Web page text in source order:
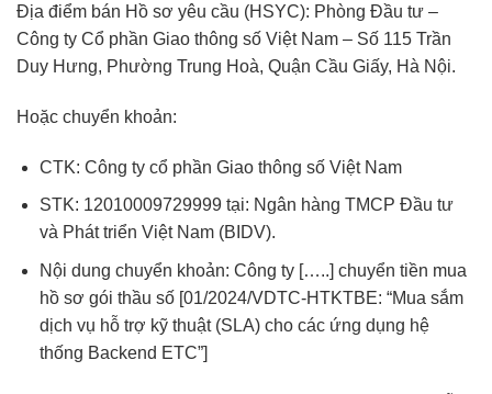
Địa điểm bán Hồ sơ yêu cầu (HSYC): Phòng Đầu tư –
Công ty Cổ phần Giao thông số Việt Nam – Số 115 Trần
Duy Hưng, Phường Trung Hoà, Quận Cầu Giấy, Hà Nội.
Hoặc chuyển khoản:
CTK: Công ty cổ phần Giao thông số Việt Nam
STK: 12010009729999 tại: Ngân hàng TMCP Đầu tư
và Phát triển Việt Nam (BIDV).
Nội dung chuyển khoản: Công ty […..] chuyển tiền mua
hồ sơ gói thầu số [01/2024/VDTC-HTKTBE: “Mua sắm
dịch vụ hỗ trợ kỹ thuật (SLA) cho các ứng dụng hệ
thống Backend ETC”]